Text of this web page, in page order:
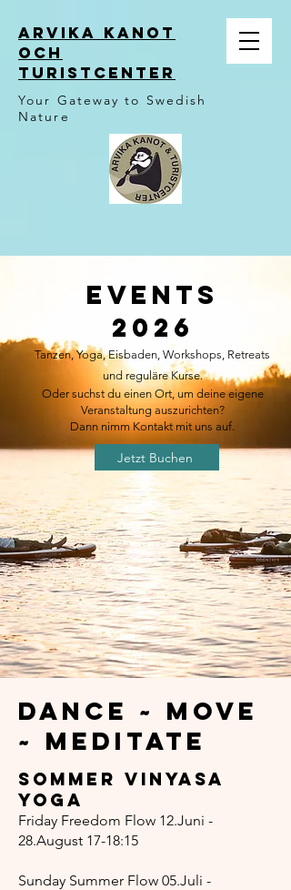
ARVIKA KANOT
OCH
TURISTCENTER
Your Gateway to Swedish
Nature
events
2026
Tanzen, Yoga, Eisbaden, Workshops, Retreats
und reguläre Kurse.
Oder suchst du einen Ort, um deine eigene
Veranstaltung auszurichten?
Dann nimm Kontakt mit uns auf.
Jetzt Buchen
Dance ~ Move
~ Meditate
Sommer Vinyasa
Yoga
Friday Freedom Flow 12.Juni -
28.August 17-18:15
Sunday Summer Flow 05.Juli -